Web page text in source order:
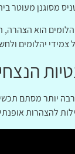
מסוגנן מעוטר
הוא הצהרה,
צמידי יהלומים
יותר מסתם
להצהרות